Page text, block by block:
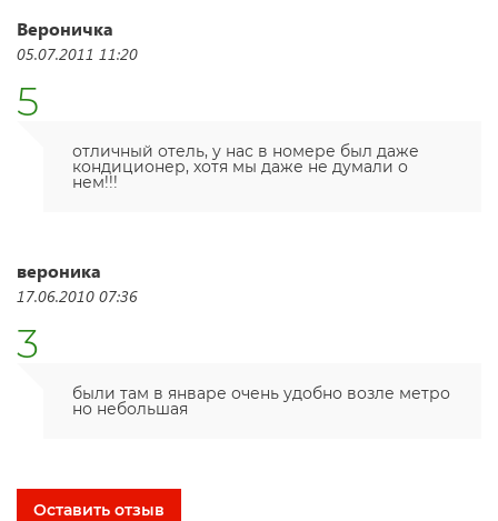
Вероничка
05.07.2011 11:20
5
отличный отель, у нас в номере был даже
кондиционер, хотя мы даже не думали о
нем!!!
вероника
17.06.2010 07:36
3
были там в январе очень удобно возле метро
но небольшая
Оставить отзыв